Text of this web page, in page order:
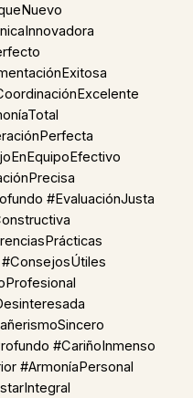
#EvaluaciónJusta
#CariñoInmenso
#ArmoníaPersonal